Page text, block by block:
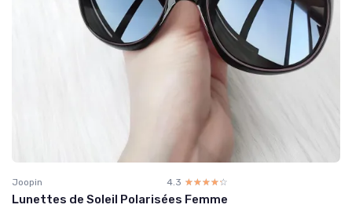
Joopin 4.3 ☆☆☆☆☆
★★★★★
Lunettes de Soleil Polarisées Femme